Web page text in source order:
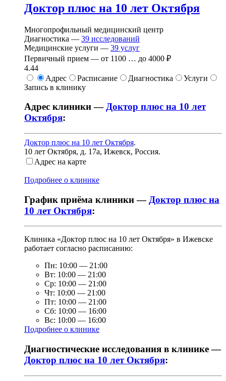
Доктор плюс на 10 лет Октября
Многопрофильный медицинский центр
Диагностика — 39 исследований
Медицинские услуги — 39 услуг
Первичный прием — от 1100 … до 4000 ₽
4.44
Адрес
Расписание Диагностика
Услуги
Запись в клинику
Адрес клиники —Доктор плюс на 10 лет
Октября:
Доктор плюс на 10 лет Октября.
10 лет Октября, д. 17а, Ижевск, Россия.
Адрес на карте
Подробнее о клинике
График приёма клиники — Доктор плюс на
10 лет Октября:
Клиника «Доктор плюс на 10 лет Октября» в Ижевске
работает согласно расписанию:
Пн: 10:00 — 21:00
Вт: 10:00 — 21:00
Ср: 10:00 — 21:00
Чт: 10:00 — 21:00
Пт: 10:00 — 21:00
Сб: 10:00 — 16:00
Вс: 10:00 — 16:00
Подробнее о клинике
Диагностические исследования в клинике —
Доктор плюс на 10 лет Октября: